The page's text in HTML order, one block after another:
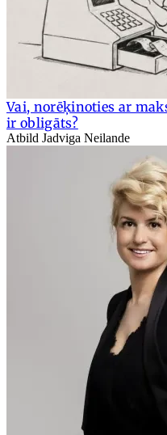
Vai, norēķinoties ar
ir obligāts?
Atbild Jadviga Neilande